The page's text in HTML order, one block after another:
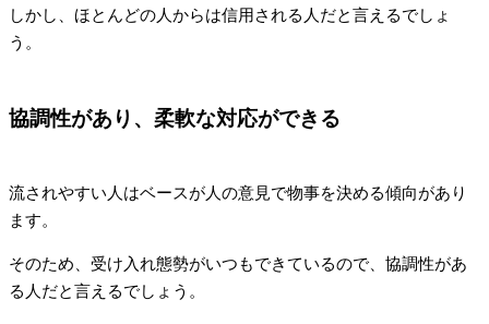
しかし、ほとんどの人からは信用される人だと言えるでしょ
う。
協調性があり、柔軟な対応ができる
流されやすい人はベースが人の意見で物事を決める傾向があり
ます。
そのため、受け入れ態勢がいつもできているので、協調性があ
る人だと言えるでしょう。